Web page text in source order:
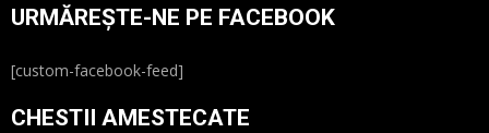
URMĂREȘTE-NE PE FACEBOOK
[custom-facebook-feed]
CHESTII AMESTECATE